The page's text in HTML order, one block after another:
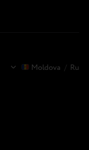
Moldova / Ru